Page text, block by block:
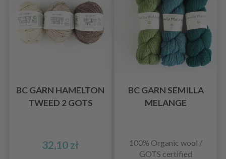
BC GARN HAMELTON
TWEED 2 GOTS
32,10 zł
BC GARN SEMILLA
MELANGE
100% Organic wool /
GOTS certified